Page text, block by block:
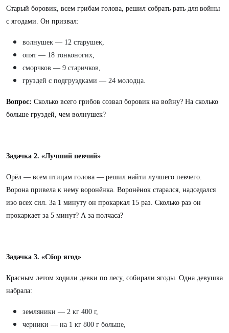
Старый боровик, всем грибам голова, решил собрать рать для войны
с ягодами. Он призвал:
волнушек — 12 старушек,
опят — 18 тонконогих,
сморчков — 9 старичков,
груздей с подгруздками — 24 молодца.
Вопрос: Сколько всего грибов созвал боровик на войну? На сколько
больше груздей, чем волнушек?
Задачка 2. «Лучший певчий»
Орёл — всем птицам голова — решил найти лучшего певчего.
Ворона привела к нему воронёнка. Воронёнок старался, надседался
изо всех сил. За 1 минуту он прокаркал 15 раз. Сколько раз он
прокаркает за 5 минут? А за полчаса?
Задачка 3. «Сбор ягод»
Красным летом ходили девки по лесу, собирали ягоды. Одна девушка
набрала:
земляники — 2 кг 400 г,
черники — на 1 кг 800 г больше,